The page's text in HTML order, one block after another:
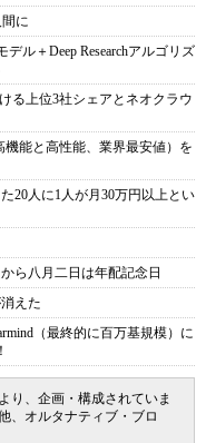
に
ル＋Deep Researchアルゴリズ
る上位3社シェアとネオクラウ
機能と高性能、業界最安値）を
20人に1人が月30万円以上とい
ら八月二日は年配記念日
えた
（最終的に百万基規模）に
り、企画・構成されていま
、オルタナティブ・ブロ